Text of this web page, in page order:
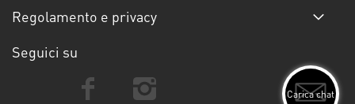
Regolamento e privacy
Seguici su
Carica chat